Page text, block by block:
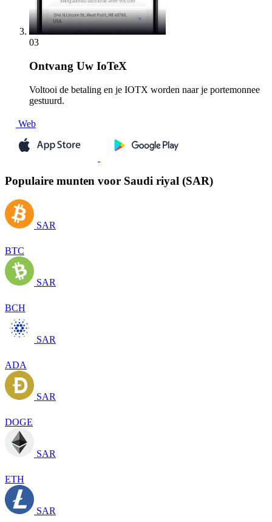
03
Ontvang Uw IoTeX
Voltooi de betaling en je IOTX worden naar je portemonnee
gestuurd.
Web
Populaire munten voor Saudi riyal (SAR)
SAR
BTC
SAR
BCH
SAR
ADA
SAR
DOGE
SAR
ETH
SAR